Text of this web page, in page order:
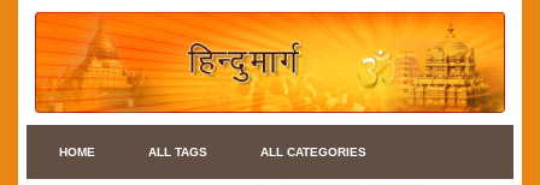
HOME ALL TAGS ALL CATEGORIES